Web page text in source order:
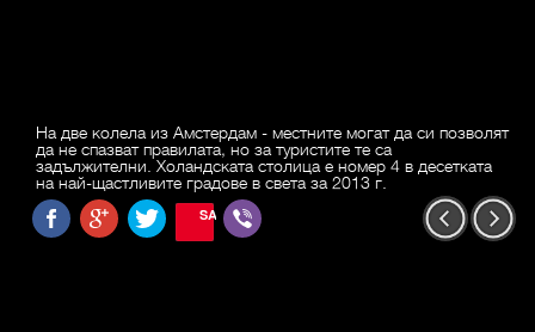
На две колела из Амстердам - местните могат да си позволят
да не спазват правилата, но за туристите те са
задължителни. Холандската столица е номер 4 в десетката
на най-щастливите градове в света за 2013 г.
SAVE